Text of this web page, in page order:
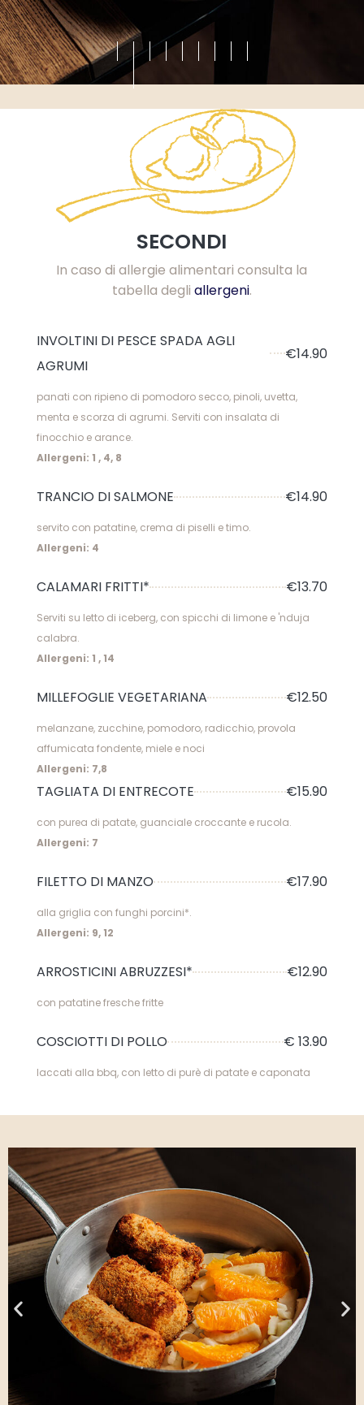
SECONDI
In caso di allergie alimentari consulta la
tabella degli allergeni.
INVOLTINI DI PESCE SPADA AGLI
AGRUMI
€14.90
panati con ripieno di pomodoro secco, pinoli, uvetta,
menta e scorza di agrumi. Serviti con insalata di
finocchio e arance.
Allergeni: 1 , 4, 8
TRANCIO DI SALMONE €14.90
servito con patatine, crema di piselli e timo.
Allergeni: 4
CALAMARI FRITTI* €13.70
Serviti su letto di iceberg, con spicchi di limone e 'nduja
calabra.
Allergeni: 1 , 14
MILLEFOGLIE VEGETARIANA €12.50
melanzane, zucchine, pomodoro, radicchio, provola
affumicata fondente, miele e noci
Allergeni: 7,8
TAGLIATA DI ENTRECOTE €15.90
con purea di patate, guanciale croccante e rucola.
Allergeni: 7
FILETTO DI MANZO €17.90
alla griglia con funghi porcini*.
Allergeni: 9, 12
ARROSTICINI ABRUZZESI* €12.90
con patatine fresche fritte
COSCIOTTI DI POLLO € 13.90
laccati alla bbq, con letto di purè di patate e caponata